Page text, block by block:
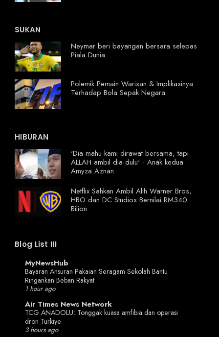
SUKAN
Neymar beri bayangan bersara selepas
Piala Dunia
Polemik Pemain Warisan & Implikasinya
Terhadap Bola Sepak Negara
HIBURAN
'Dia mahu kami dirawat bersama, tapi
ALLAH ambil dia dulu' - Anak kedua
Amyza Aznan
Netflix Sahkan Ambil Alih Warner Bros,
HBO dan DC Studios Bernilai RM340
Bilion
Blog List III
MyNewsHub
Bayaran Ansuran Pakaian Seragam Sekolah Bantu
Ringankan Beban Rakyat
1 hour ago
Air Times News Network
TCG ANADOLU: Tonggak kuasa amfibia dan operasi
dron Turkiye
3 hours ago